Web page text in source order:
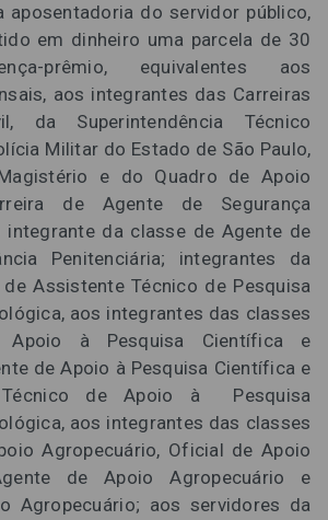
aposentadoria do servidor público,
em dinheiro uma parcela de 30
prêmio, equivalentes aos
aos integrantes das Carreiras
da Superintendência Técnico
Militar do Estado de São Paulo,
e do Quadro de Apoio
de Agente de Segurança
integrante da classe de Agente de
Penitenciária; integrantes da
Assistente Técnico de Pesquisa
aos integrantes das classes
à Pesquisa Científica e
de Apoio à Pesquisa Científica e
Técnico de Apoio à Pesquisa
aos integrantes das classes
Agropecuário, Oficial de Apoio
de Apoio Agropecuário e
Agropecuário; aos servidores da